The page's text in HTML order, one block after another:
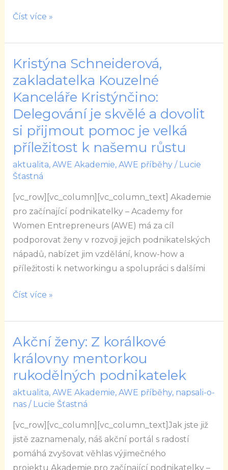
styl
v
každé
roli
Číst více »
Kristýna Schneiderová,
zakladatelka Kouzelné
Kanceláře Kristýnčino:
Delegování je skvělé a dovolit
si přijmout pomoc je velká
příležitost k našemu růstu
aktualita, AWE Akademie, AWE příběhy/ Lucie
Šťastná
[vc_row][vc_column][vc_column_text] Akademie
pro začínající podnikatelky – Academy for
Women Entrepreneurs (AWE) má za cíl
podporovat ženy v rozvoji jejich podnikatelských
nápadů, nabízet jim vzdělání, know-how a
příležitosti k networkingu a spolupráci s dalšími
Kristýna
Schneiderová,
zakladatelka
Kouzelné
Kanceláře
Kristýnčino:
Delegování
je
skvělé
dovolit
si
pomoc
velká
příležitost
Číst více »
Akční ženy: Z korálkové
královny mentorkou
rukodělných podnikatelek
aktualita, AWE Akademie, AWE příběhy, napsali-o-
nas/ Lucie Šťastná
[vc_row][vc_column][vc_column_text]Jak jste již
jistě zaznamenaly, náš akční portál s radostí
pomáhá zvyšovat věhlas výjimečného
projektu Akademie pro začínající podnikatelky –
Akční
ženy:
korálkové
královny
mentorkou
rukodělných
podnikatelek